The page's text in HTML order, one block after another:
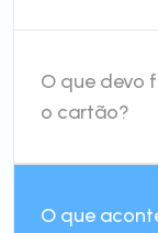
O que devo
o cartão?
O que